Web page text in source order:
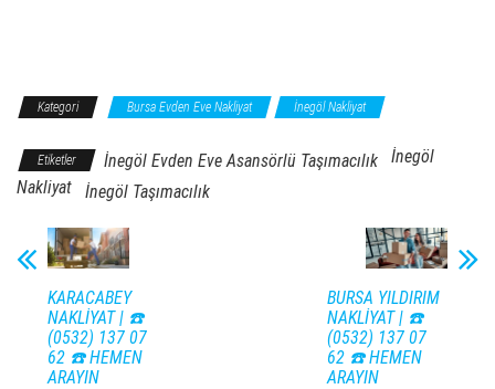
Kategori Bursa Evden Eve Nakliyat İnegöl Nakliyat
Etiketler İnegöl Evden Eve Asansörlü Taşımacılık
İnegöl
Nakliyat
İnegöl Taşımacılık
KARACABEY
NAKLİYAT | ☎️
(0532) 137 07
62 ☎️ HEMEN
ARAYIN
BURSA YILDIRIM
NAKLİYAT | ☎️
(0532) 137 07
62 ☎️ HEMEN
ARAYIN